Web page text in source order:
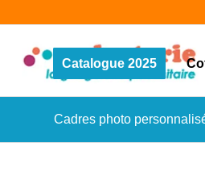
Catalogue 2025
Cadres photo